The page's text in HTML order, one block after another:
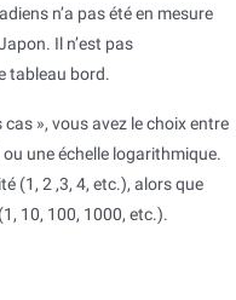
n’a pas été en mesure
Il n’est pas
tableau bord.
», vous avez le choix entre
une échelle logarithmique.
(1, 2 ,3, 4, etc.), alors que
10, 100, 1000, etc.).